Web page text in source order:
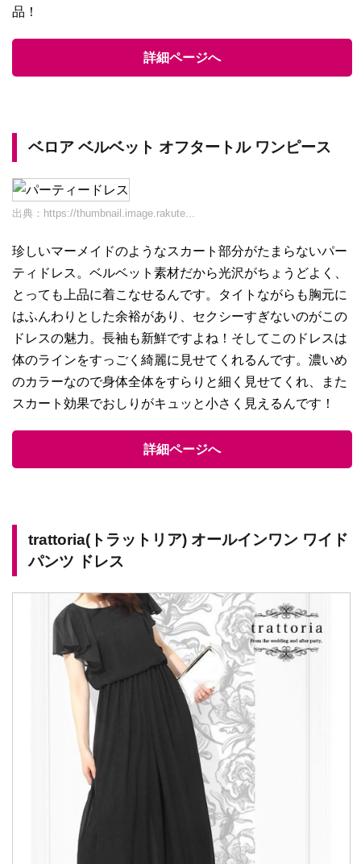
品！
詳細ページへ
ベロア ベルベット オフタートル ワンピース
出典： https://thumbnail.image.rakute...
珍しいマーメイドのようなスカート部分がたまらないパー
ティドレス。ベルベット素材だから光沢がちょうどよく、
とっても上品に着こなせるんです。タイトながらも胸元に
はふんわりとした余裕があり、セクシーすぎないのがこの
ドレスの魅力。長袖も新鮮ですよね！そしてこのドレスは
体のラインをすっごく綺麗に見せてくれるんです。濃いめ
のカラーなので身体全体をすらりと細く見せてくれ、また
スカート効果でおしりがキュッと小さく見えるんです！
詳細ページへ
trattoria(トラットリア) オールインワン ワイド
パンツ ドレス